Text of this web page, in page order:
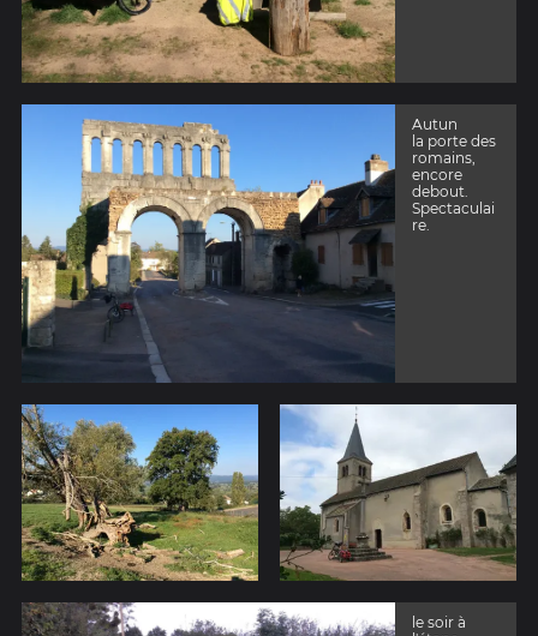
Autun
la porte des
romains,
encore
debout.
Spectaculai
re.
le soir à